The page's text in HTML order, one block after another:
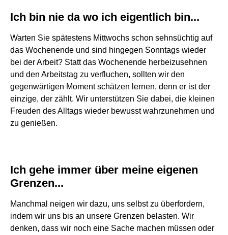
Ich bin nie da wo ich eigentlich bin...
Warten Sie spätestens Mittwochs schon sehnsüchtig auf
das Wochenende und sind hingegen Sonntags wieder
bei der Arbeit? Statt das Wochenende herbeizusehnen
und den Arbeitstag zu verfluchen, sollten wir den
gegenwärtigen Moment schätzen lernen, denn er ist der
einzige, der zählt. Wir unterstützen Sie dabei, die kleinen
Freuden des Alltags wieder bewusst wahrzunehmen und
zu genießen.
Ich gehe immer über meine eigenen
Grenzen...
Manchmal neigen wir dazu, uns selbst zu überfordern,
indem wir uns bis an unsere Grenzen belasten. Wir
denken, dass wir noch eine Sache machen müssen oder